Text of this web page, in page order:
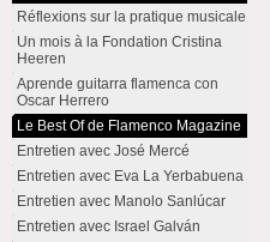
Réflexions sur la pratique musicale
Un mois à la Fondation Cristina
Heeren
Aprende guitarra flamenca con
Oscar Herrero
Le Best Of de Flamenco Magazine
Entretien avec José Mercé
Entretien avec Eva La Yerbabuena
Entretien avec Manolo Sanlúcar
Entretien avec Israel Galván